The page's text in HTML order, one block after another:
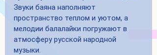
Звуки баяна наполняют
пространство теплом и уютом, а
мелодии балалайки погружают в
атмосферу русской народной
музыки.